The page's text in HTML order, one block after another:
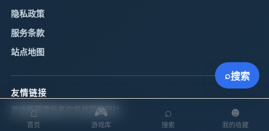
隐私政策
服务条款
站点地图
友情链接
游戏葡萄 机核网游研社
⌂
首页
🎮
游戏库
⌕
搜索
☻
我的收藏
⌕搜索